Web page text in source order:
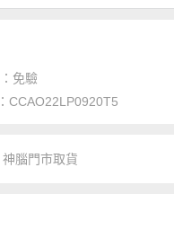
免驗
CCAO22LP0920T5
腦門市取貨